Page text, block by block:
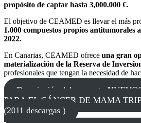
propósito de captar hasta 3,000.000 €.
El objetivo de CEAMED es llevar el más
1.000 compuestos propios antitumorales
2022.
En Canarias, CEAMED ofrece una gran
materialización de la Reserva de
profesionales que tengan la necesidad de
Descripción del proyecto
PARA EL CÁNCER DE MAMA
(2011 descargas )